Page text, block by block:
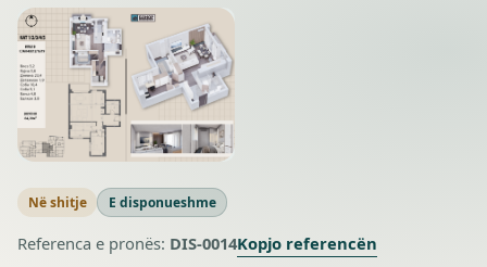
Në shitje E disponueshme
Referenca e pronës: DIS-0014Kopjo referencën